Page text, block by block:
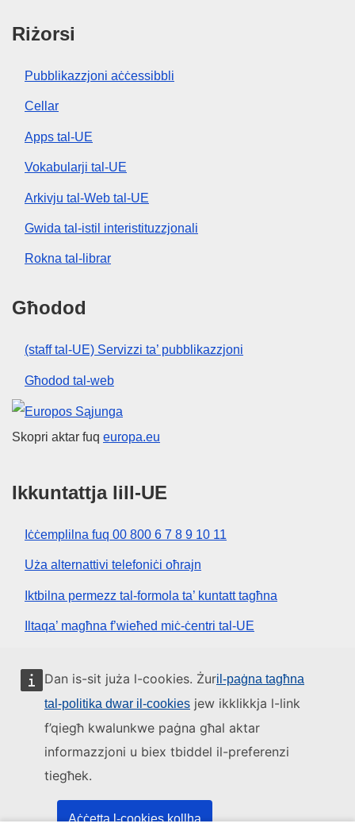
Dan is-sit juża l-cookies. Żuril-paġna tagħna
tal-politika dwar il-cookies jew ikklikkja l-link
f’qiegħ kwalunkwe paġna għal aktar
informazzjoni u biex tbiddel il-preferenzi
tiegħek.
Aċċetta l-cookies kollha
Riżorsi
Pubblikazzjoni aċċessibbli
Cellar
Apps tal-UE
Vokabularji tal-UE
Arkivju tal-Web tal-UE
Gwida tal-istil interistituzzjonali
Rokna tal-librar
Għodod
(staff tal-UE) Servizzi ta’ pubblikazzjoni
Għodod tal-web
Unjoni Ewropea
Skopri aktar fuq europa.eu
Ikkuntattja lill-UE
Iċċemplilna fuq 00 800 6 7 8 9 10 11
Uża alternattivi telefoniċi oħrajn
Iktbilna permezz tal-formola ta’ kuntatt tagħna
Iltaqa’ magħna f’wieħed miċ-ċentri tal-UE
Media soċjali
L-istituzzjonijiet u l-korpi tal-UE